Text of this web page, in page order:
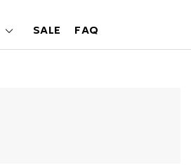
SALE FAQ